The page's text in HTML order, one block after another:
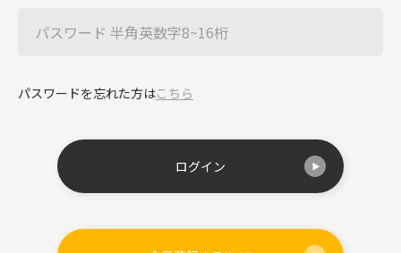
パスワードを忘れた方はこちら
ログイン